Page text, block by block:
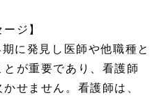
ジ】
に発見し医師や他職種と
が重要であり、看護師
せません。看護師は、